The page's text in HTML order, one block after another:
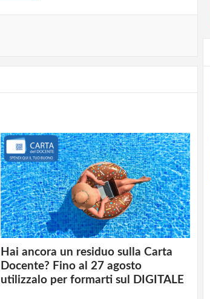
Hai ancora un residuo sulla Carta
Docente? Fino al 27 agosto
utilizzalo per formarti sul DIGITALE